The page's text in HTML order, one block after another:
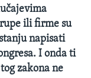
ili firme su
napisati
I onda ti
zakona ne